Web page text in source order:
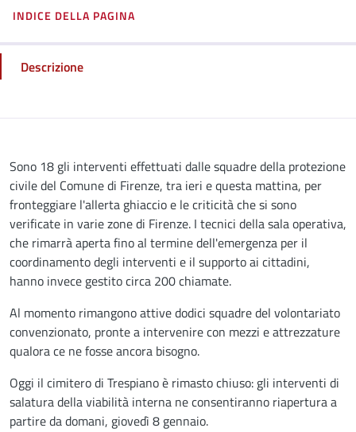
INDICE DELLA PAGINA
Descrizione
Descrizione
Sono 18 gli interventi effettuati dalle squadre della protezione
civile del Comune di Firenze, tra ieri e questa mattina, per
fronteggiare l'allerta ghiaccio e le criticità che si sono
verificate in varie zone di Firenze. I tecnici della sala operativa,
che rimarrà aperta fino al termine dell'emergenza per il
coordinamento degli interventi e il supporto ai cittadini,
hanno invece gestito circa 200 chiamate.
Al momento rimangono attive dodici squadre del volontariato
convenzionato, pronte a intervenire con mezzi e attrezzature
qualora ce ne fosse ancora bisogno.
Oggi il cimitero di Trespiano è rimasto chiuso: gli interventi di
salatura della viabilità interna ne consentiranno riapertura a
partire da domani, giovedì 8 gennaio.